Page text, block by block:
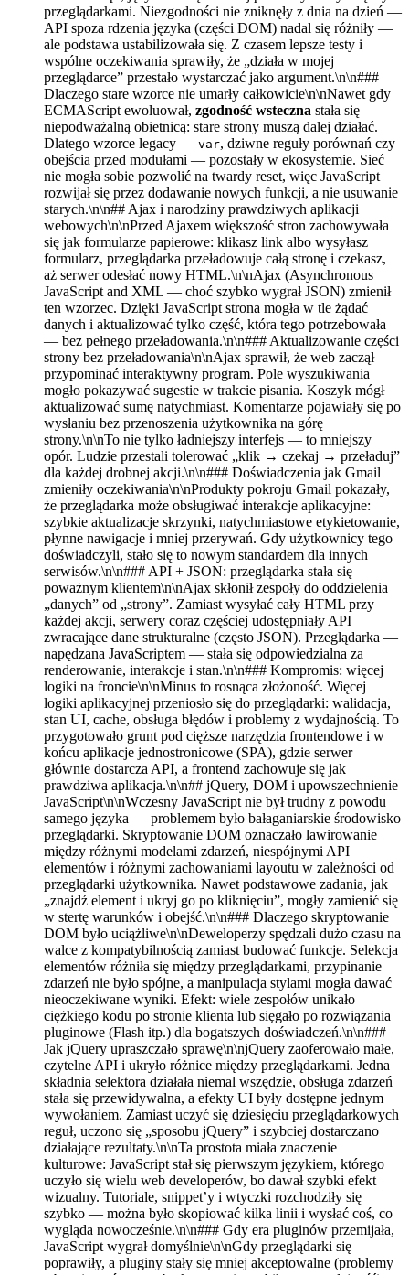
przeglądarkami. Niezgodności nie zniknęły z dnia na dzień —
API spoza rdzenia języka (części DOM) nadal się różniły —
ale podstawa ustabilizowała się. Z czasem lepsze testy i
wspólne oczekiwania sprawiły, że „działa w mojej
przeglądarce” przestało wystarczać jako argument.\n\n###
Dlaczego stare wzorce nie umarły całkowicie\n\nNawet gdy
ECMAScript ewoluował, zgodność wsteczna stała się
niepodważalną obietnicą: stare strony muszą dalej działać.
Dlatego wzorce legacy — var, dziwne reguły porównań czy
obejścia przed modułami — pozostały w ekosystemie. Sieć
nie mogła sobie pozwolić na twardy reset, więc JavaScript
rozwijał się przez dodawanie nowych funkcji, a nie usuwanie
starych.\n\n## Ajax i narodziny prawdziwych aplikacji
webowych\n\nPrzed Ajaxem większość stron zachowywała
się jak formularze papierowe: klikasz link albo wysyłasz
formularz, przeglądarka przeładowuje całą stronę i czekasz,
aż serwer odesłać nowy HTML.\n\nAjax (Asynchronous
JavaScript and XML — choć szybko wygrał JSON) zmienił
ten wzorzec. Dzięki JavaScript strona mogła w tle żądać
danych i aktualizować tylko część, która tego potrzebowała
— bez pełnego przeładowania.\n\n### Aktualizowanie części
strony bez przeładowania\n\nAjax sprawił, że web zaczął
przypominać interaktywny program. Pole wyszukiwania
mogło pokazywać sugestie w trakcie pisania. Koszyk mógł
aktualizować sumę natychmiast. Komentarze pojawiały się po
wysłaniu bez przenoszenia użytkownika na górę
strony.\n\nTo nie tylko ładniejszy interfejs — to mniejszy
opór. Ludzie przestali tolerować „klik → czekaj → przeładuj”
dla każdej drobnej akcji.\n\n### Doświadczenia jak Gmail
zmieniły oczekiwania\n\nProdukty pokroju Gmail pokazały,
że przeglądarka może obsługiwać interakcje aplikacyjne:
szybkie aktualizacje skrzynki, natychmiastowe etykietowanie,
płynne nawigacje i mniej przerywań. Gdy użytkownicy tego
doświadczyli, stało się to nowym standardem dla innych
serwisów.\n\n### API + JSON: przeglądarka stała się
poważnym klientem\n\nAjax skłonił zespoły do oddzielenia
„danych” od „strony”. Zamiast wysyłać cały HTML przy
każdej akcji, serwery coraz częściej udostępniały API
zwracające dane strukturalne (często JSON). Przeglądarka —
napędzana JavaScriptem — stała się odpowiedzialna za
renderowanie, interakcje i stan.\n\n### Kompromis: więcej
logiki na froncie\n\nMinus to rosnąca złożoność. Więcej
logiki aplikacyjnej przeniosło się do przeglądarki: walidacja,
stan UI, cache, obsługa błędów i problemy z wydajnością. To
przygotowało grunt pod cięższe narzędzia frontendowe i w
końcu aplikacje jednostronicowe (SPA), gdzie serwer
głównie dostarcza API, a frontend zachowuje się jak
prawdziwa aplikacja.\n\n## jQuery, DOM i upowszechnienie
JavaScript\n\nWczesny JavaScript nie był trudny z powodu
samego języka — problemem było bałaganiarskie środowisko
przeglądarki. Skryptowanie DOM oznaczało lawirowanie
między różnymi modelami zdarzeń, niespójnymi API
elementów i różnymi zachowaniami layoutu w zależności od
przeglądarki użytkownika. Nawet podstawowe zadania, jak
„znajdź element i ukryj go po kliknięciu”, mogły zamienić się
w stertę warunków i obejść.\n\n### Dlaczego skryptowanie
DOM było uciążliwe\n\nDeweloperzy spędzali dużo czasu na
walce z kompatybilnością zamiast budować funkcje. Selekcja
elementów różniła się między przeglądarkami, przypinanie
zdarzeń nie było spójne, a manipulacja stylami mogła dawać
nieoczekiwane wyniki. Efekt: wiele zespołów unikało
ciężkiego kodu po stronie klienta lub sięgało po rozwiązania
pluginowe (Flash itp.) dla bogatszych doświadczeń.\n\n###
Jak jQuery upraszczało sprawę\n\njQuery zaoferowało małe,
czytelne API i ukryło różnice między przeglądarkami. Jedna
składnia selektora działała niemal wszędzie, obsługa zdarzeń
stała się przewidywalna, a efekty UI były dostępne jednym
wywołaniem. Zamiast uczyć się dziesięciu przeglądarkowych
reguł, uczono się „sposobu jQuery” i szybciej dostarczano
działające rezultaty.\n\nTa prostota miała znaczenie
kulturowe: JavaScript stał się pierwszym językiem, którego
uczyło się wielu web developerów, bo dawał szybki efekt
wizualny. Tutoriale, snippet’y i wtyczki rozchodziły się
szybko — można było skopiować kilka linii i wysłać coś, co
wygląda nowocześnie.\n\n### Gdy era pluginów przemijała,
JavaScript wygrał domyślnie\n\nGdy przeglądarki się
poprawiły, a pluginy stały się mniej akceptowalne (problemy